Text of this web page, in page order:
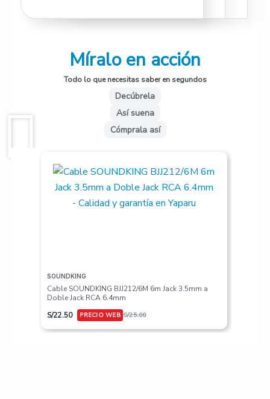
Míralo en acción
Todo lo que necesitas saber en segundos
Decúbrela
Así suena
Cómprala así
SOUNDKING
Cable SOUNDKING BJJ212/6M 6m Jack 3.5mm a
Doble Jack RCA 6.4mm
S/25.00
S/22.50